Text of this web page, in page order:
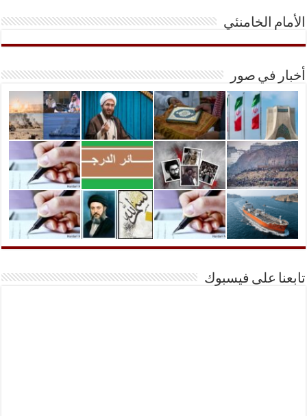
الأمام الخامنئي
أخبار في صور
تابعنا على فيسبوك